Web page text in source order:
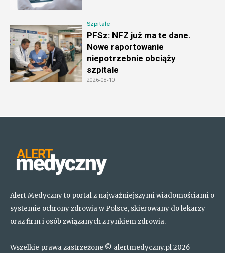
Szpitale
PFSz: NFZ już ma te dane.
Nowe raportowanie
niepotrzebnie obciąży
szpitale
2026-08-10
Alert Medyczny to portal z najważniejszymi wiadomościami o
systemie ochrony zdrowia w Polsce, skierowany do lekarzy
oraz firm i osób związanych z rynkiem zdrowia.
Wszelkie prawa zastrzeżone © alertmedyczny.pl 2026